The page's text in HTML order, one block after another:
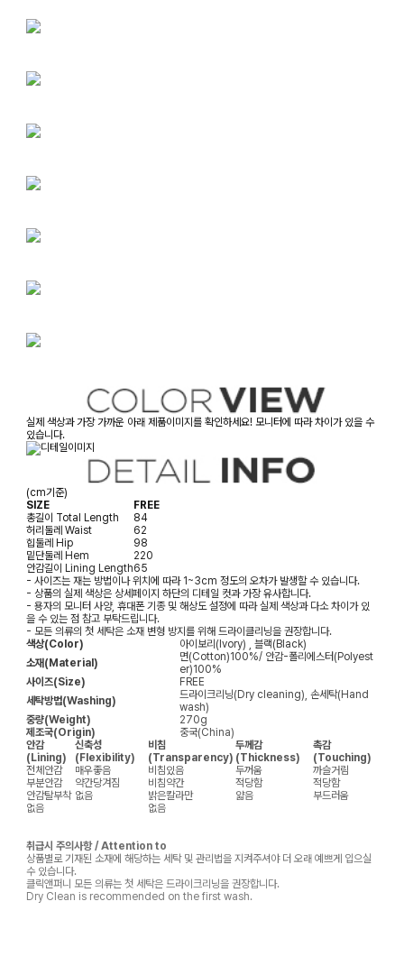
실제 색상과 가장 가까운 아래 제품이미지를 확인하세요! 모니터에 따라 차이가 있을 수
있습니다.
(cm기준)
SIZE
FREE
총길이 Total Length
84
허리둘레 Waist
62
힙둘레 Hip
98
밑단둘레 Hem
220
안감길이 Lining Length65
- 사이즈는 재는 방법이나 위치에 따라 1~3cm 정도의 오차가 발생할 수 있습니다.
- 상품의 실제 색상은 상세페이지 하단의 디테일 컷과 가장 유사합니다.
- 용자의 모니터 사양, 휴대폰 기종 및 해상도 설정에 따라 실제 색상과 다소 차이가 있
을 수 있는 점 참고 부탁드립니다.
- 모든 의류의 첫 세탁은 소재 변형 방지를 위해 드라이클리닝을 권장합니다.
색상(Color)
아이보리(Ivory) , 블랙(Black)
소재(Material)
면(Cotton)100%/ 안감-폴리에스터(Polyest
er)100%
사이즈(Size)
FREE
세탁방법(Washing)
드라이크리닝(Dry cleaning), 손세탁(Hand
wash)
중량(Weight)
270g
제조국(Origin)
중국(China)
안감
(Lining)
신축성
(Flexibility)
비침
(Transparency)
두께감
(Thickness)
촉감
(Touching)
전체안감
매우좋음 비침있음 두꺼움
까슬거림
부분안감
약간당겨짐 비침약간 적당함
적당함
안감탈부착 없음 밝은칼라만 얇음
부드러움
없음
없음
취급시 주의사항 / Attention to
상품별로 기재된 소재에 해당하는 세탁 및 관리법을 지켜주셔야 더 오래 예쁘게 입으실
수 있습니다.
클릭앤퍼니 모든 의류는 첫 세탁은 드라이크리닝을 권장합니다.
Dry Clean is recommended on the first wash.